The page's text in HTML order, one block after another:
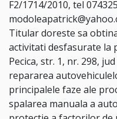
F2/1714/2010, tel
Titular doreste sa
activitati desfasurate la
Pecica, str. 1, nr. 298,
repararea
principalele faze ale
spalarea manuala a